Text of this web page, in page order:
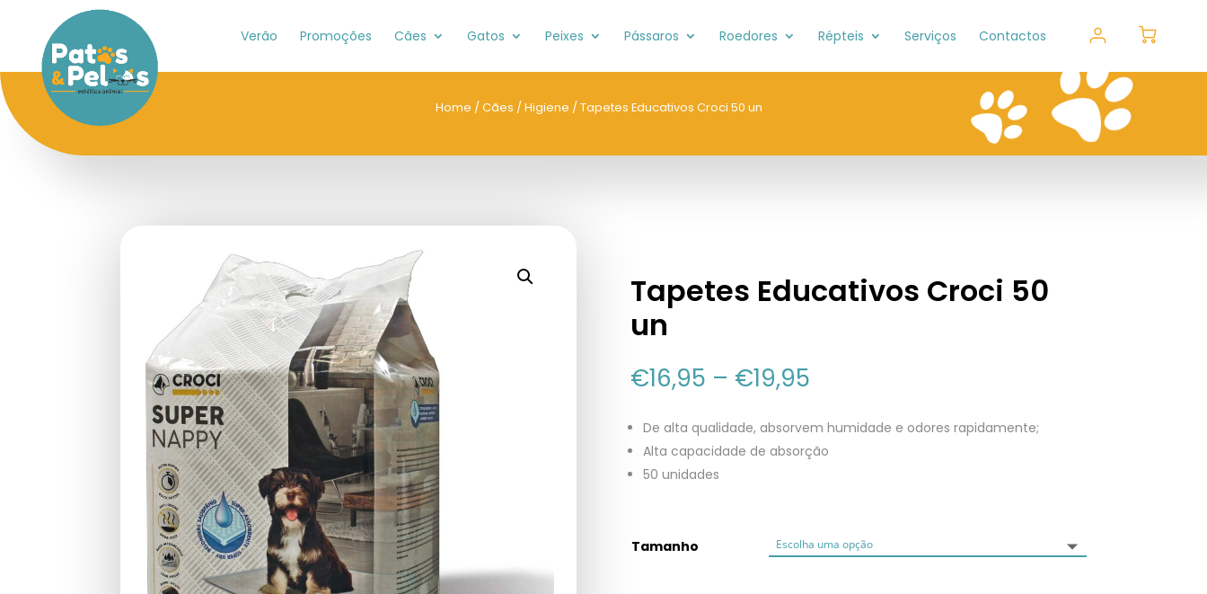
Verão Promoções Cães Gatos Peixes Pássaros Roedores Répteis Serviços Contactos
Home /Cães /Higiene / Tapetes Educativos Croci 50 un
Tapetes Educativos Croci 50
un
€16,95 – €19,95
De alta qualidade, absorvem humidade e odores rapidamente;
Alta capacidade de absorção
50 unidades
Tamanho